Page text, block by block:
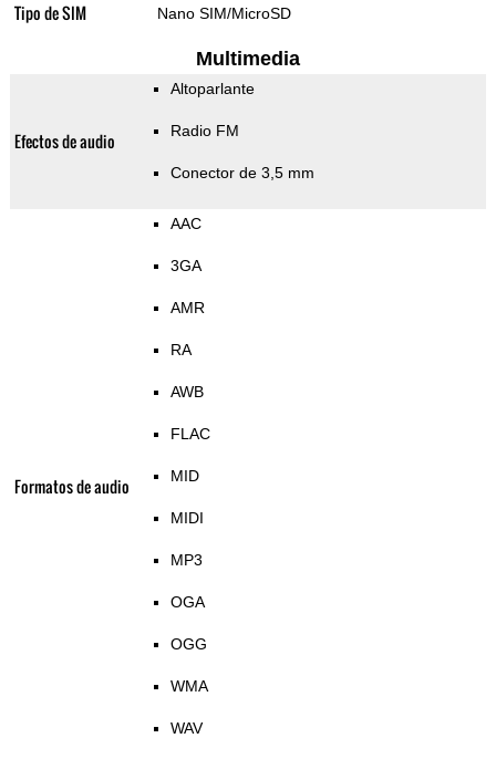
Tipo de SIM Nano SIM/MicroSD
Multimedia
Efectos de audio
Altoparlante
Radio FM
Conector de 3,5 mm
Formatos de audio
AAC
3GA
AMR
RA
AWB
FLAC
MID
MIDI
MP3
OGA
OGG
WMA
WAV